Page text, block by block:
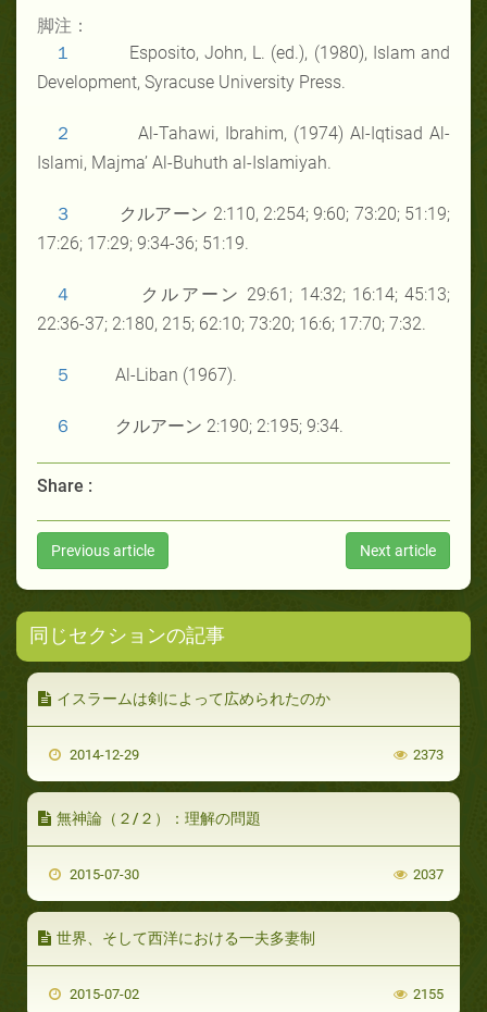
脚注：
１
Esposito, John, L. (ed.), (1980), Islam and
Development, Syracuse University Press.
２
Al-Tahawi, Ibrahim, (1974) Al-Iqtisad Al-
Islami, Majma’ Al-Buhuth al-Islamiyah.
３
クルアーン 2:110, 2:254; 9:60; 73:20; 51:19;
17:26; 17:29; 9:34-36; 51:19.
４
クルアーン 29:61; 14:32; 16:14; 45:13;
22:36-37; 2:180, 215; 62:10; 73:20; 16:6; 17:70; 7:32.
５ Al-Liban (1967).
６ クルアーン 2:190; 2:195; 9:34.
Share :
Previous article Next article
同じセクションの記事
イスラームは剣によって広められたのか
2014-12-29 2373
無神論（２/２）：理解の問題
2015-07-30 2037
世界、そして西洋における一夫多妻制
2015-07-02 2155